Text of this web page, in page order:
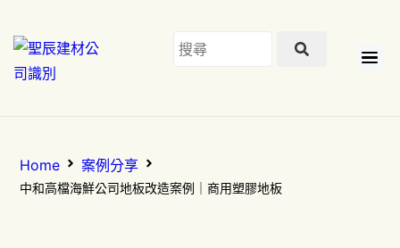
Home 案例分享
中和高檔海鮮公司地板改造案例｜商用塑膠地板